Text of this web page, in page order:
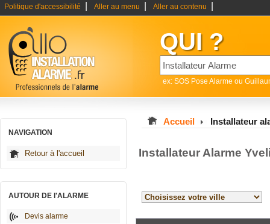
Politique d'accessibilité Aller au menu Aller au contenu
QUI ?
ex: SOS Pose Alarme ou
NAVIGATION
Retour à l'accueil
AUTOUR DE l'ALARME
Devis alarme
Accueil Installateur
Installateur Alarme